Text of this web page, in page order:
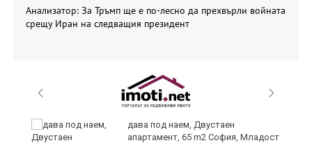
Анализатор: За Тръмп ще е по-лесно да прехвърли войната
срещу Иран на следващия президент
дава под наем, Двустаен
апартамент, 65 m2 София, Младост